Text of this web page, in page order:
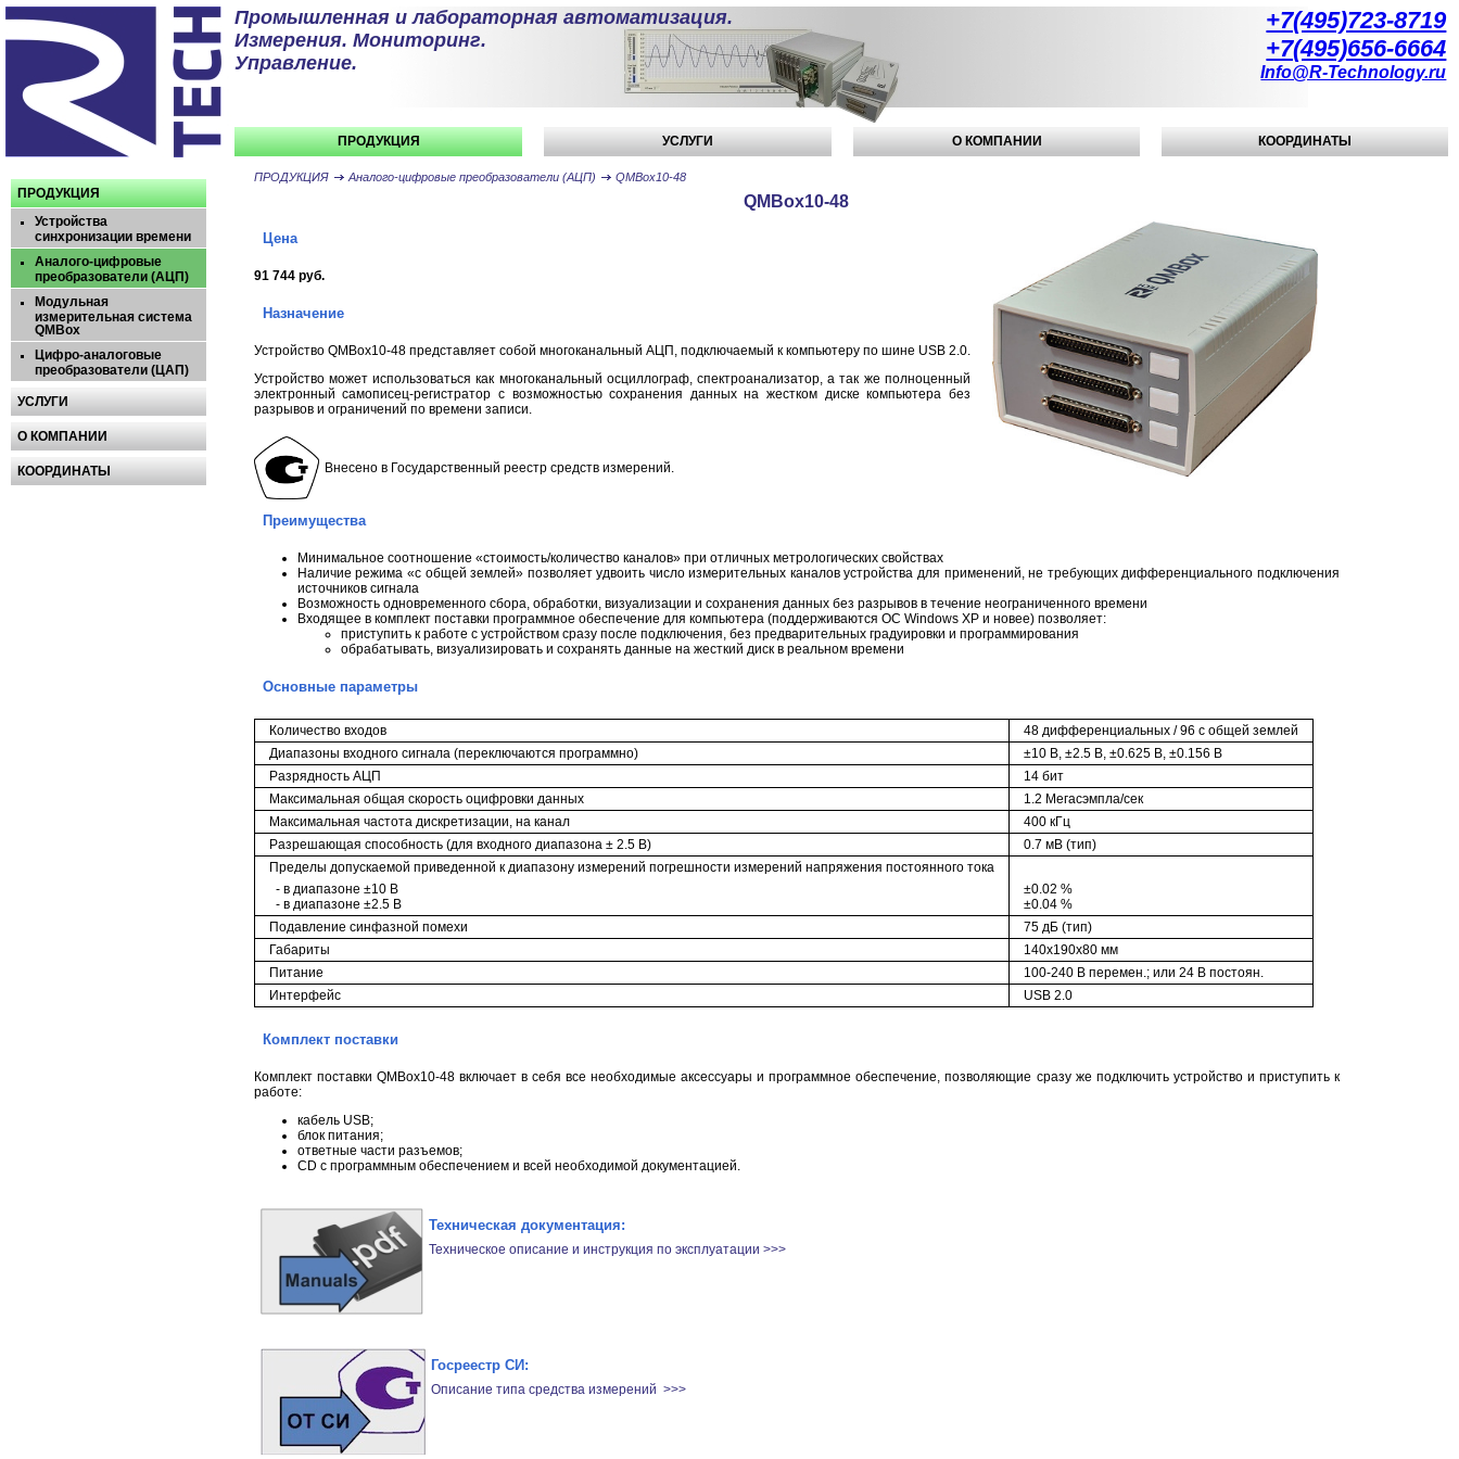
Промышленная и лабораторная автоматизация.
Измерения. Мониторинг.
Управление.
+7(495)723-8719
+7(495)656-6664
Info@R-Technology.ru
ПРОДУКЦИЯ УСЛУГИ О КОМПАНИИ КООРДИНАТЫ
ПРОДУКЦИЯ
Устройства
синхронизации времени
Аналого-цифровые
преобразователи (АЦП)
Модульная
измерительная система
QMBox
Цифро-аналоговые
преобразователи (ЦАП)
УСЛУГИ
О КОМПАНИИ
КООРДИНАТЫ
ПРОДУКЦИЯ Аналого-цифровые преобразователи (АЦП) QMBox10-48
QMBox10-48
Цена
91 744 руб.
Назначение
Устройство QMBox10-48 представляет собой многоканальный АЦП, подключаемый к компьютеру по шине USB 2.0.
Устройство может использоваться как многоканальный осциллограф, спектроанализатор, а так же полноценный
электронный самописец-регистратор с возможностью сохранения данных на жестком диске компьютера без
разрывов и ограничений по времени записи.
Внесено в Государственный реестр средств измерений.
Преимущества
Минимальное соотношение «стоимость/количество каналов» при отличных метрологических свойствах
Наличие режима «с общей землей» позволяет удвоить число измерительных каналов устройства для применений, не требующих дифференциального подключения
источников сигнала
Возможность одновременного сбора, обработки, визуализации и сохранения данных без разрывов в течение неограниченного времени
Входящее в комплект поставки программное обеспечение для компьютера (поддерживаются ОС Windows XP и новее) позволяет:
приступить к работе с устройством сразу после подключения, без предварительных градуировки и программирования
обрабатывать, визуализировать и сохранять данные на жесткий диск в реальном времени
Основные параметры
Количество входов
48 дифференциальных / 96 с общей землей
Диапазоны входного сигнала (переключаются программно)
±10 В, ±2.5 В, ±0.625 В, ±0.156 В
Разрядность АЦП
14 бит
Максимальная общая скорость оцифровки данных
1.2 Мегасэмпла/сек
Максимальная частота дискретизации, на канал
400 кГц
Разрешающая способность (для входного диапазона ± 2.5 В)
0.7 мВ (тип)
Пределы допускаемой приведенной к диапазону измерений погрешности измерений напряжения постоянного тока
- в диапазоне ±10 В
- в диапазоне ±2.5 В
±0.02 %
±0.04 %
Подавление синфазной помехи
75 дБ (тип)
Габариты
140x190x80 мм
Питание
100-240 В перемен.; или 24 В постоян.
Интерфейс
USB 2.0
Комплект поставки
Комплект поставки QMBox10-48 включает в себя все необходимые аксессуары и программное обеспечение, позволяющие сразу же подключить устройство и приступить к
работе:
кабель USB;
блок питания;
ответные части разъемов;
CD с программным обеспечением и всей необходимой документацией.
Техническая документация:
Техническое описание и инструкция по эксплуатации >>>
Госреестр СИ:
Описание типа средства измерений >>>